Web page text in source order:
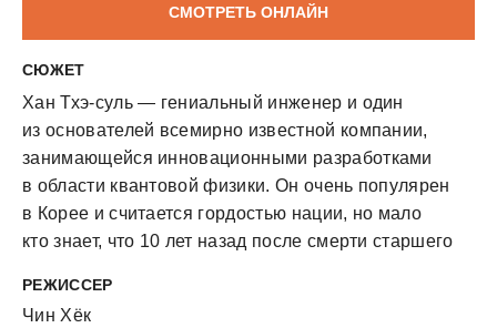
СМОТРЕТЬ ОНЛАЙН
СЮЖЕТ
Хан Тхэ-суль — гениальный инженер и один
из основателей всемирно известной компании,
занимающейся инновационными разработками
в области квантовой физики. Он очень популярен
в Корее и считается гордостью нации, но мало
кто знает, что 10 лет назад после смерти старшего
узнает тайну, связанную с гибелью брата.
РЕЖИССЕР
Чин Хёк